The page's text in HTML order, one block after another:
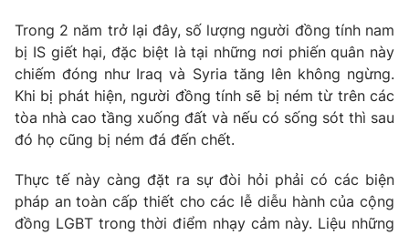
Tư vấn
Chuyên mục khác
Emagazine Podcast
Video Shorts video
Trong 2 năm trở lại đây, số lượng người đồng tính nam
bị IS giết hại, đặc biệt là tại những nơi phiến quân này
chiếm đóng như Iraq và Syria tăng lên không ngừng.
Khi bị phát hiện, người đồng tính sẽ bị ném từ trên các
tòa nhà cao tầng xuống đất và nếu có sống sót thì sau
đó họ cũng bị ném đá đến chết.
Thực tế này càng đặt ra sự đòi hỏi phải có các biện
pháp an toàn cấp thiết cho các lễ diễu hành của cộng
đồng LGBT trong thời điểm nhạy cảm này. Liệu những